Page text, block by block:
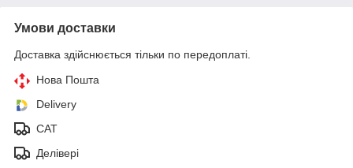
Умови доставки
Доставка здійснюється тільки по передоплаті.
Нова Пошта
Delivery
CAT
Делівері